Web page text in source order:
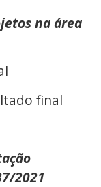
na área
final
2021